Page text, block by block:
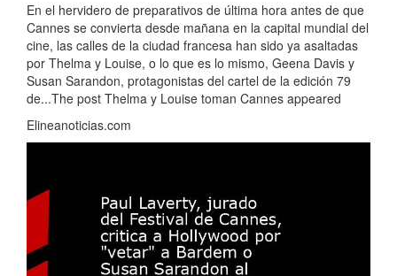
En el hervidero de preparativos de última hora antes de que
Cannes se convierta desde mañana en la capital mundial del
cine, las calles de la ciudad francesa han sido ya asaltadas
por Thelma y Louise, o lo que es lo mismo, Geena Davis y
Susan Sarandon, protagonistas del cartel de la edición 79
de...The post Thelma y Louise toman Cannes appeared
Elineanoticias.com